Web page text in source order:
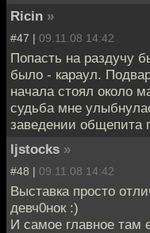
Ricin »
#47 | 09.11.08 14:42
Попасть на раздучу
было - караул.
начала стоял около
судьба мне
заведении общепита
ljstocks »
#48 | 09.11.08 14:42
Выставка просто
девч0нок :)
И самое главное там